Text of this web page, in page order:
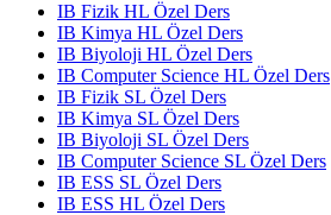
IB Fizik HL Özel Ders
IB Kimya HL Özel Ders
IB Biyoloji HL Özel Ders
IB Computer Science HL Özel Ders
IB Fizik SL Özel Ders
IB Kimya SL Özel Ders
IB Biyoloji SL Özel Ders
IB Computer Science SL Özel Ders
IB ESS SL Özel Ders
IB ESS HL Özel Ders